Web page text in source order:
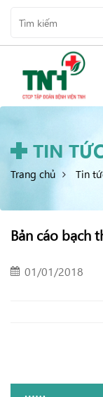
TIN
Trang chủ Tin
Bản cáo bạch
01/01/2018